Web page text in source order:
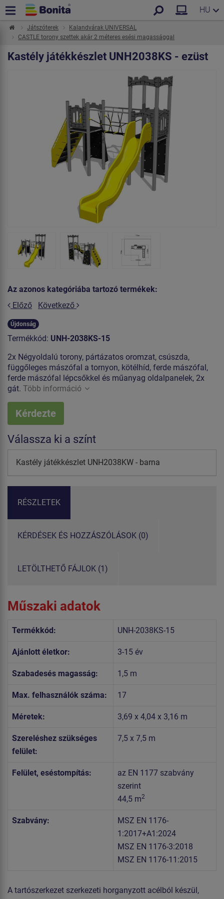
HU
Játszóterek
Kalandvárak UNIVERSAL
CASTLE torony szettek akár 2 méteres esési magassággal
Kastély játékkészlet UNH2038KS - ezüst
Az azonos kategóriába tartozó termékek:
Előző
Következő
Újdonság
Termékkód: UNH-2038KS-15
2x Négyoldalú torony, pártázatos oromzat, csúszda,
függőleges mászófal a tornyon, kötélhíd, ferde mászófal,
ferde mászófal lépcsőkkel és műanyag oldalpanelek, 2x
gát. Több információ
Kérdezte
Válassza ki a színt
Kastély játékkészlet UNH2038KW - barna
RÉSZLETEK
KÉRDÉSEK ÉS HOZZÁSZÓLÁSOK (0)
LETÖLTHETŐ FÁJLOK (1)
Műszaki adatok
Termékkód: UNH-2038KS-15
Ajánlott életkor: 3-15 év
Szabadesés magasság: 1,5 m
Max. felhasználók száma: 17
Méretek: 3,69 x 4,04 x 3,16 m
Szereléshez szükséges
felület:
7,5 x 7,5 m
Felület, eséstompítás:
az EN 1177 szabvány
szerint
44,5 m2
Szabvány:
MSZ EN 1176-
1:2017+A1:2024
MSZ EN 1176-3:2018
MSZ EN 1176-11:2015
A tartószerkezet szerkezeti horganyzott acélból készül,